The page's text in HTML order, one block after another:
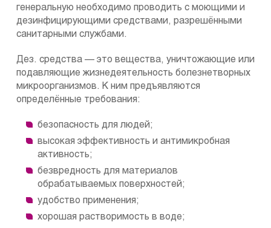
генеральную необходимо проводить с моющими и
дезинфицирующими средствами, разрешёнными
санитарными службами.
Дез. средства — это вещества, уничтожающие или
подавляющие жизнедеятельность болезнетворных
микроорганизмов. К ним предъявляются
определённые требования:
безопасность для людей;
высокая эффективность и антимикробная
активность;
безвредность для материалов
обрабатываемых поверхностей;
удобство применения;
хорошая растворимость в воде;